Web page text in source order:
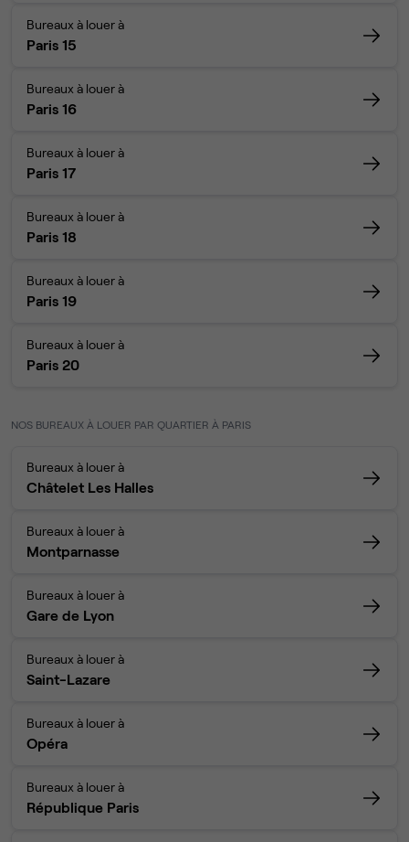
Bureaux à louer à
Paris 15
Bureaux à louer à
Paris 16
Bureaux à louer à
Paris 17
Bureaux à louer à
Paris 18
Bureaux à louer à
Paris 19
Bureaux à louer à
Paris 20
NOS BUREAUX À LOUER PAR QUARTIER À PARIS
Bureaux à louer à
Châtelet Les Halles
Bureaux à louer à
Montparnasse
Bureaux à louer à
Gare de Lyon
Bureaux à louer à
Saint-Lazare
Bureaux à louer à
Opéra
Bureaux à louer à
République Paris